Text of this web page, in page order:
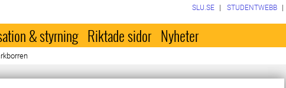
SLU.SE STUDENTWEBB
& styrning Riktade sidor Nyheter